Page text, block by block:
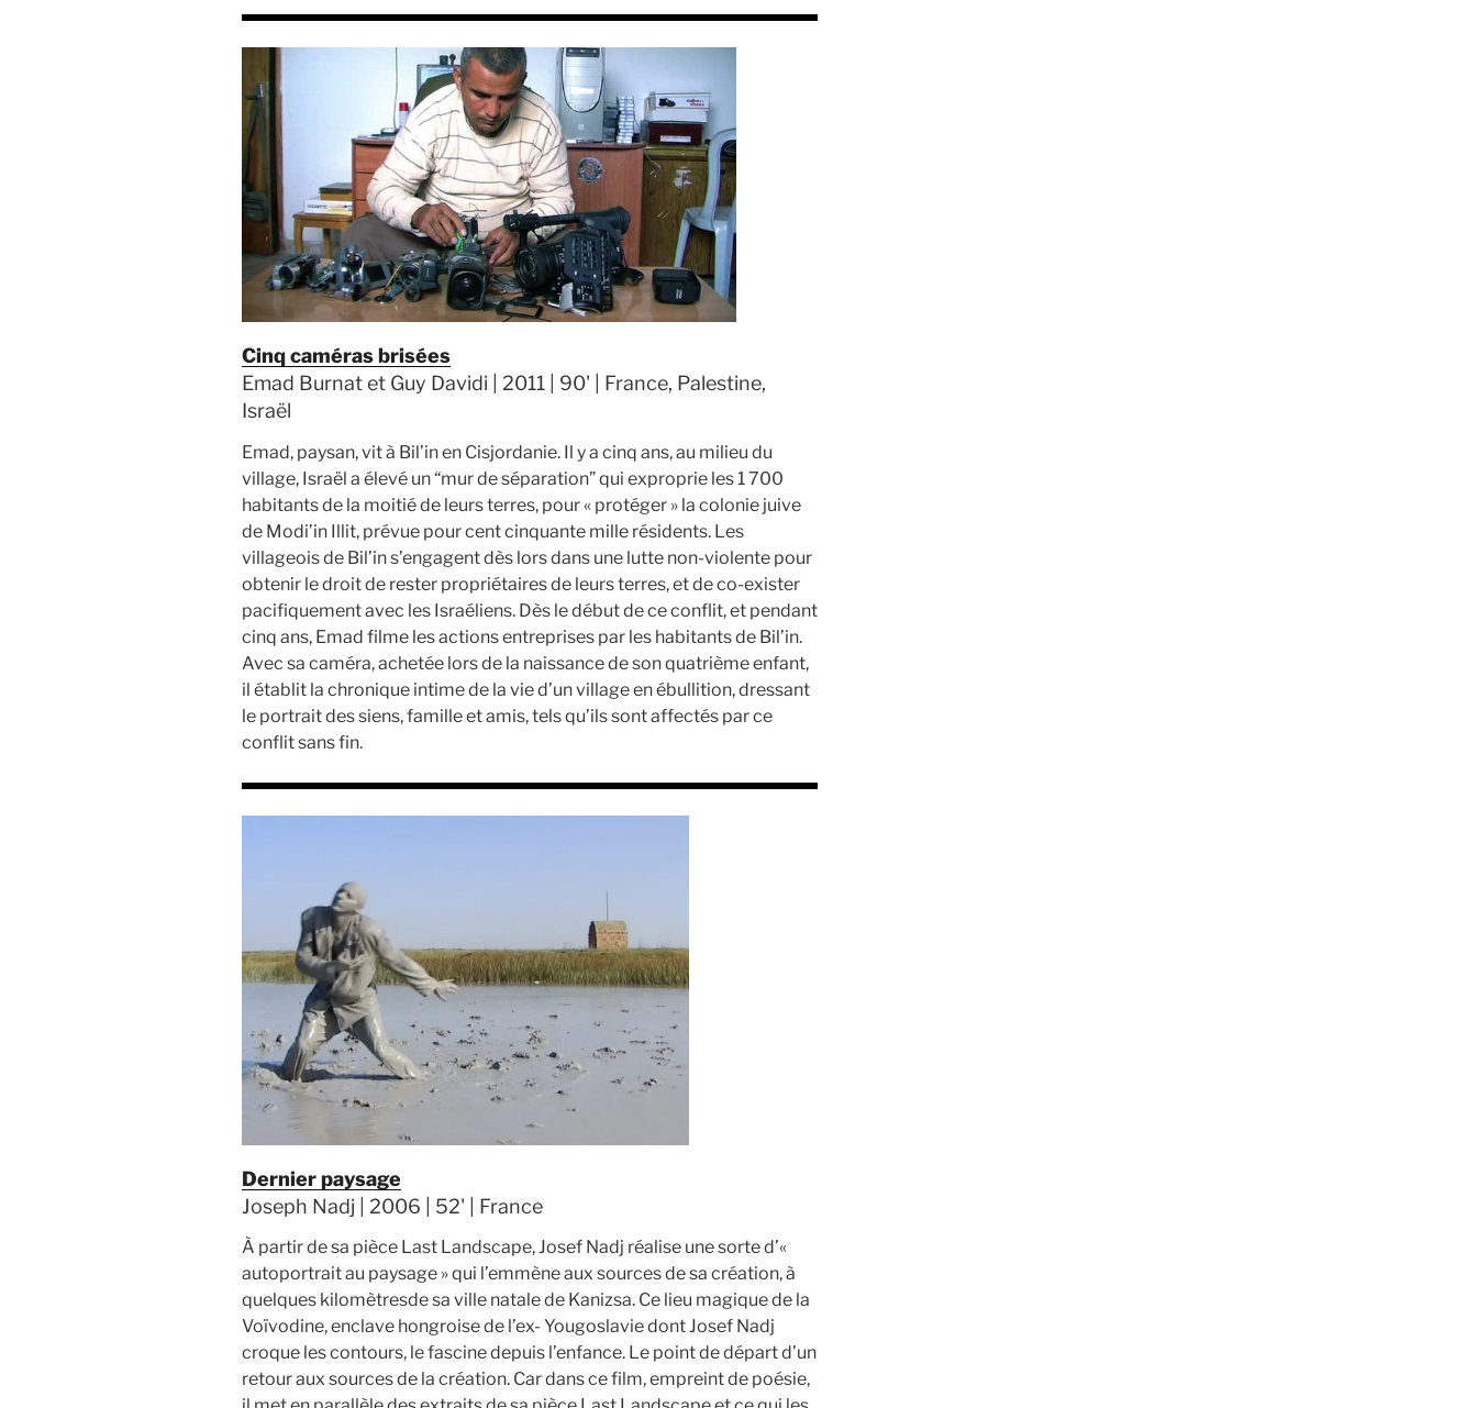
Cinq caméras brisées
Emad Burnat et Guy Davidi | 2011 | 90' | France, Palestine,
Israël
Emad, paysan, vit à Bil’in en Cisjordanie. Il y a cinq ans, au milieu du
village, Israël a élevé un “mur de séparation” qui exproprie les 1 700
habitants de la moitié de leurs terres, pour « protéger » la colonie juive
de Modi’in Illit, prévue pour cent cinquante mille résidents. Les
villageois de Bil’in s’engagent dès lors dans une lutte non-violente pour
obtenir le droit de rester propriétaires de leurs terres, et de co-exister
pacifiquement avec les Israéliens. Dès le début de ce conflit, et pendant
cinq ans, Emad filme les actions entreprises par les habitants de Bil’in.
Avec sa caméra, achetée lors de la naissance de son quatrième enfant,
il établit la chronique intime de la vie d’un village en ébullition, dressant
le portrait des siens, famille et amis, tels qu’ils sont affectés par ce
conflit sans fin.
Dernier paysage
Joseph Nadj | 2006 | 52' | France
À partir de sa pièce Last Landscape, Josef Nadj réalise une sorte d’«
autoportrait au paysage » qui l’emmène aux sources de sa création, à
quelques kilomètresde sa ville natale de Kanizsa. Ce lieu magique de la
Voïvodine, enclave hongroise de l’ex- Yougoslavie dont Josef Nadj
croque les contours, le fascine depuis l’enfance. Le point de départ d’un
retour aux sources de la création. Car dans ce film, empreint de poésie,